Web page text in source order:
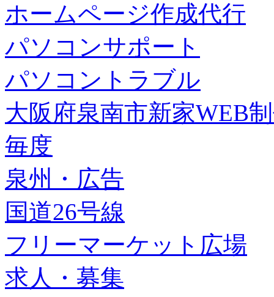
ホームページ作成代行
パソコンサポート
パソコントラブル
大阪府泉南市新家WEB
毎度
泉州・広告
国道26号線
フリーマーケット広場
求人・募集